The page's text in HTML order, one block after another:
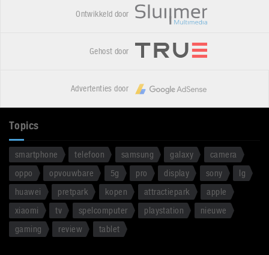
Ontwikkeld door
Gehost door
Advertenties door
Topics
smartphone telefoon samsung galaxy
camera
oppo
opvouwbare 5g pro display sony
lg
huawei
pretpark kopen attractiepark
apple
xiaomi
tv spelcomputer playstation
nieuwe
gaming
review tablet